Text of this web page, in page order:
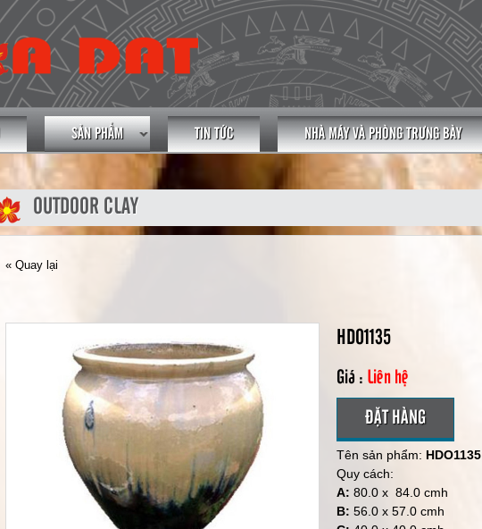
SẢN PHẨM TIN TỨC NHÀ MÁY VÀ PHÒNG TRƯNG BÀY
OUTDOOR CLAY
« Quay lại
HDO1135
Giá : Liên hệ
ĐẶT HÀNG
Tên sản phẩm: HDO1135
Quy cách:
A: 80.0 x 84.0 cmh
B: 56.0 x 57.0 cmh